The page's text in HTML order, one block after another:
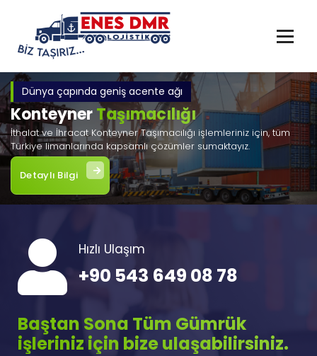
Dünya çapında geniş acente ağı
KonteynerTaşımacılığı
İthalat ve İhracat Konteyner Taşımacılığı işlemleriniz için, tüm
Türkiye limanlarında kapsamlı çözümler sumaktayız.
Detaylı Bilgi
Hızlı Ulaşım
+90 543 649 08 78
Baştan Sona Tüm Gümrük
işleriniz için bize ulaşabilirsiniz.